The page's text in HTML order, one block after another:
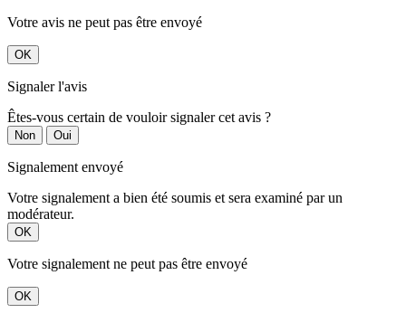
Votre avis ne peut pas être envoyé
OK
Signaler l'avis
Êtes-vous certain de vouloir signaler cet avis ?
Non Oui
Signalement envoyé
Votre signalement a bien été soumis et sera examiné par un
modérateur.
OK
Votre signalement ne peut pas être envoyé
OK